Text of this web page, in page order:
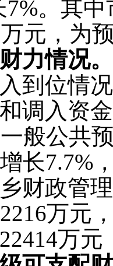
7%。其
元，为
力情况。
到位情
调入资
般公共
长7.7%
财政管
万元
万